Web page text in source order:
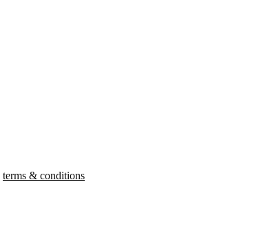
terms & conditions